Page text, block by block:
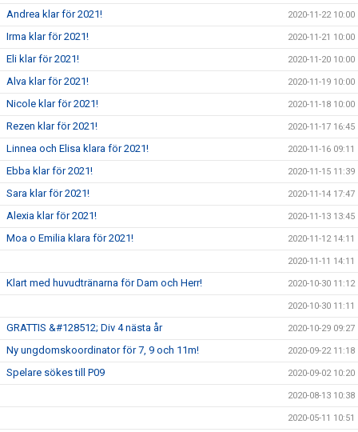
Andrea klar för 2021! 2020-11-22 10:00
Irma klar för 2021! 2020-11-21 10:00
Eli klar för 2021! 2020-11-20 10:00
Alva klar för 2021! 2020-11-19 10:00
Nicole klar för 2021! 2020-11-18 10:00
Rezen klar för 2021! 2020-11-17 16:45
Linnea och Elisa klara för 2021! 2020-11-16 09:11
Ebba klar för 2021! 2020-11-15 11:39
Sara klar för 2021! 2020-11-14 17:47
Alexia klar för 2021! 2020-11-13 13:45
Moa o Emilia klara för 2021! 2020-11-12 14:11
2020-11-11 14:11
Klart med huvudtränarna för Dam och Herr! 2020-10-30 11:12
2020-10-30 11:11
GRATTIS &#128512; Div 4 nästa år 2020-10-29 09:27
Ny ungdomskoordinator för 7, 9 och 11m! 2020-09-22 11:18
Spelare sökes till P09 2020-09-02 10:20
2020-08-13 10:38
2020-05-11 10:51